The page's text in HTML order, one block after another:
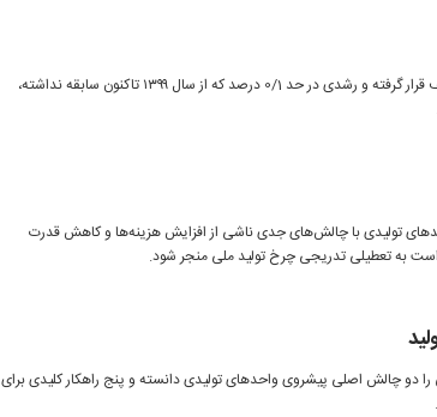
اقتصاد ایران در نیمه‌نخست ۱۴۰۴ عملاً در نقطه توقف قرار گرفته و رشدی در حد 1/‏0 درصد که از سال ۱۳۹۹ تاکنون سابقه نداشته،
تولیدی با چالش‌های جدی ناشی از افزایش هزینه‌ها و کاهش قدرت
به تعطیلی تدریجی چرخ تولید ملی منجر شود.
را دو چالش اصلی پیشروی واحدهای تولیدی دانسته و پنج راهکار کلیدی برای